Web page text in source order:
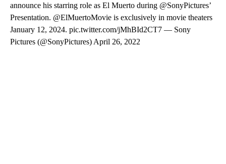
announce his starring role as El Muerto during @SonyPictures’
Presentation. @ElMuertoMovie is exclusively in movie theaters
January 12, 2024. pic.twitter.com/jMhBId2CT7 — Sony
Pictures (@SonyPictures) April 26, 2022